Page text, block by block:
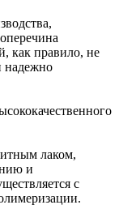
как правило, не
надежно
лаком,
и
с